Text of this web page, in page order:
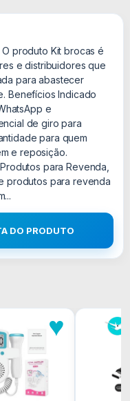
produto Kit brocas é
e distribuidores que
para abastecer
Benefícios Indicado
e
de giro para
para quem
e reposição.
para Revenda,
produtos para revenda
DO PRODUTO
♥